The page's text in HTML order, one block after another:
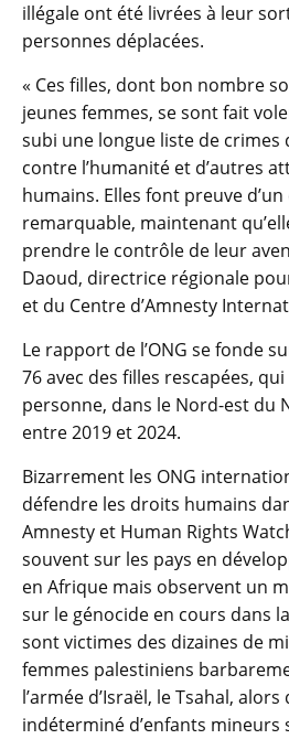
illégale ont été livrées à leur
personnes déplacées.
« Ces filles, dont bon nombre
jeunes femmes, se sont fait
subi une longue liste de crimes
contre l’humanité et d’autres
humains. Elles font preuve
remarquable, maintenant
prendre le contrôle de leur
Daoud, directrice régionale
et du Centre d’Amnesty
Le rapport de l’ONG se fonde
76 avec des filles rescapées,
personne, dans le Nord-est du
entre 2019 et 2024.
Bizarrement les ONG
défendre les droits humains
Amnesty et Human Rights
souvent sur les pays en
en Afrique mais observent un
sur le génocide en cours dans
sont victimes des dizaines de
femmes palestiniens
l’armée d’Israël, le Tsahal,
indéterminé d’enfants mineurs